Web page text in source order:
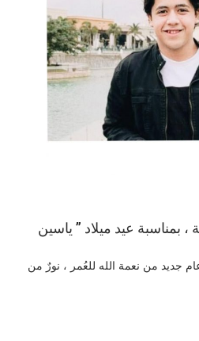
، بمناسبة عيد ميلاد ” ياسين
جديد من نعمة الله للعُمر ، نورٌ من